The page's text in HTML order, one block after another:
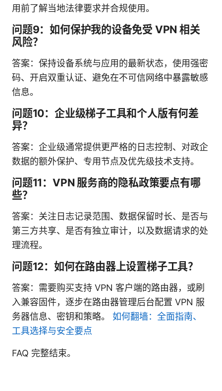
用前了解当地法律要求并合规使用。
问题9：如何保护我的设备免受 VPN 相关
风险？
答案：保持设备系统与应用的最新状态，使用强密
码、开启双重认证、避免在不可信网络中暴露敏感
信息。
问题10：企业级梯子工具和个人版有何差
异？
答案：企业级通常提供更严格的日志控制、对政企
数据的额外保护、专用节点及优先级技术支持。
问题11：VPN 服务商的隐私政策要点有哪
些？
答案：关注日志记录范围、数据保留时长、是否与
第三方共享、是否有独立审计，以及数据请求的处
理流程。
问题12：如何在路由器上设置梯子工具？
答案：需要购买支持 VPN 客户端的路由器，或刷
入兼容固件，逐步在路由器管理后台配置 VPN 服
务器信息、密钥和策略。 如何翻墙：全面指南、
工具选择与安全要点
FAQ 完整结束。